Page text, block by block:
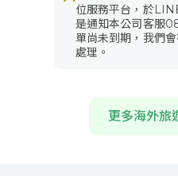
位服務平台，於
是通知本公司客服
單尚未到期，我們
處理。
更多海外旅